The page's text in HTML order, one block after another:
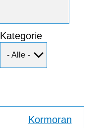
Kategorie
Kormoran